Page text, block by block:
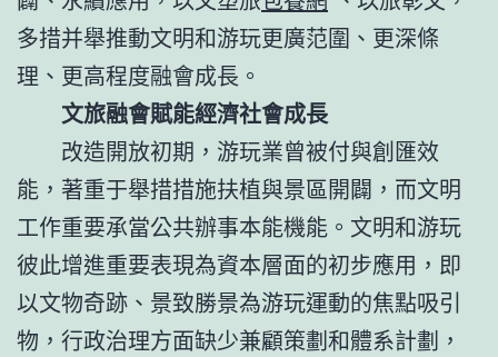
多措并舉推動文明和游玩更廣范圍、更深條
理、更高程度融會成長。
文旅融會賦能經濟社會成長
改造開放初期，游玩業曾被付與創匯效
能，著重于舉措措施扶植與景區開闢，而文明
工作重要承當公共辦事本能機能。文明和游玩
彼此增進重要表現為資本層面的初步應用，即
以文物奇跡、景致勝景為游玩運動的焦點吸引
物，行政治理方面缺少兼顧策劃和體系計劃，